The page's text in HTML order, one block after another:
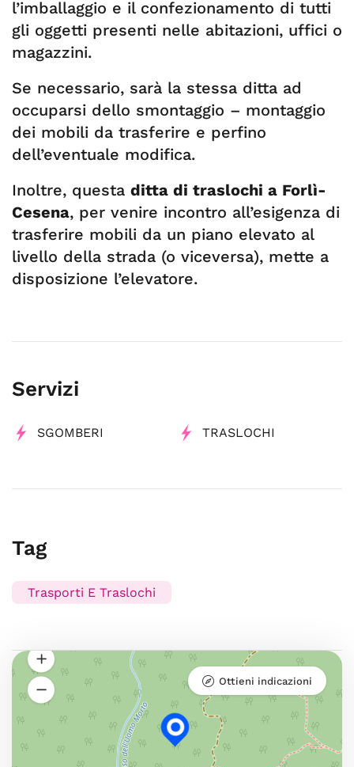
l’imballaggio e il confezionamento di tutti
gli oggetti presenti nelle abitazioni, uffici o
magazzini.
Se necessario, sarà la stessa ditta ad
occuparsi dello smontaggio – montaggio
dei mobili da trasferire e perfino
dell’eventuale modifica.
Inoltre, questa ditta di traslochi a Forlì-
Cesena, per venire incontro all’esigenza di
trasferire mobili da un piano elevato al
livello della strada (o viceversa), mette a
disposizione l’elevatore.
Servizi
SGOMBERI TRASLOCHI
Tag
Trasporti E Traslochi
Ottieni indicazioni